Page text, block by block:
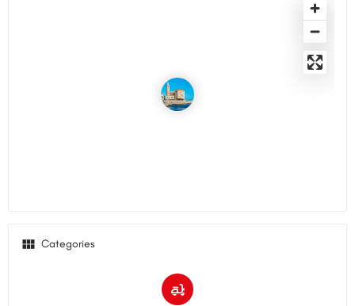
Categories